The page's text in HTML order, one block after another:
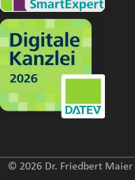
© 2026 Dr. Friedbert Maier